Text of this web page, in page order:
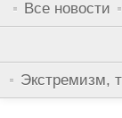
Все новости
Экстремизм,